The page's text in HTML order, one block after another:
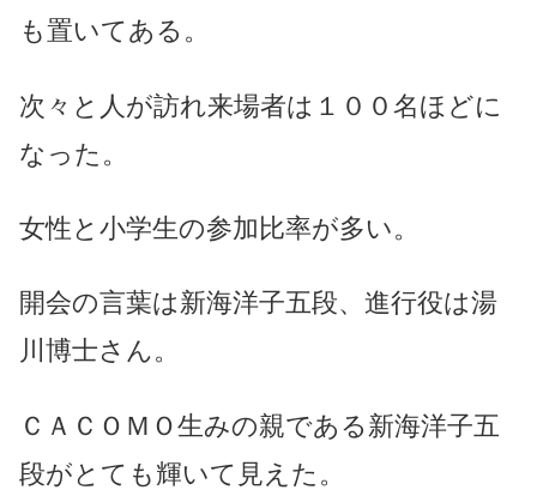
も置いてある。
次々と人が訪れ来場者は１００名ほどに
なった。
女性と小学生の参加比率が多い。
開会の言葉は新海洋子五段、進行役は湯
川博士さん。
ＣＡＣＯＭＯ生みの親である新海洋子五
段がとても輝いて見えた。